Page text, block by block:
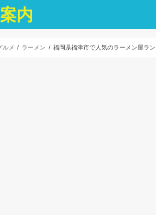
内
ルメ ラーメン 福岡県福津市で人気のラーメン屋ラ